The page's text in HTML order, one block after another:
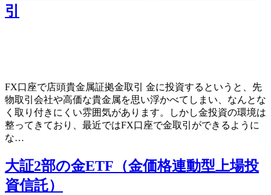
引
FX口座で店頭貴金属証拠金取引 金に投資するというと、先
物取引会社や高価な貴金属を思い浮かべてしまい、なんとな
く取り付きにくい雰囲気があります。しかし金投資の環境は
整ってきており、最近ではFX口座で金取引ができるように
な…
大証2部の金ETF（金価格連動型上場投
資信託）